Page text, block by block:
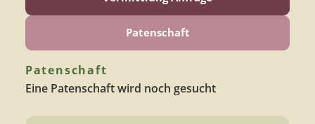
Patenschaft
Patenschaft
Eine Patenschaft wird noch gesucht